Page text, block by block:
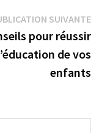
SUIVANTE
pour réussir
de vos
enfants